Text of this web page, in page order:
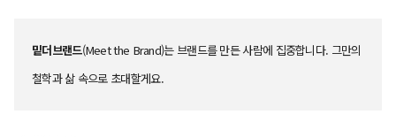
밑더브랜드(Meet the Brand)는 브랜드를 만든 사람에 집중합니다. 그만의
철학과 삶 속으로 초대할게요.